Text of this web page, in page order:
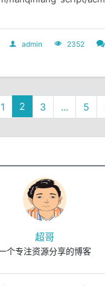
admin 2352
1 2 3 ... 5
超哥
个专注资源分享的博客